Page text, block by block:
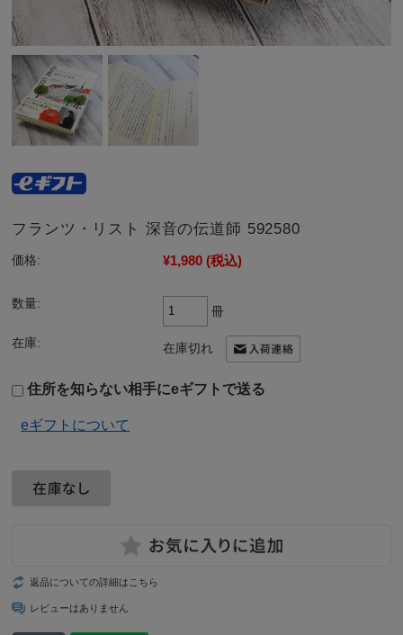
フランツ・リスト 深音の伝道師 592580
価格: ¥1,980 (税込)
数量:
冊
在庫: 在庫切れ
住所を知らない相手にeギフトで送る
eギフトについて
返品についての詳細はこちら
レビューはありません